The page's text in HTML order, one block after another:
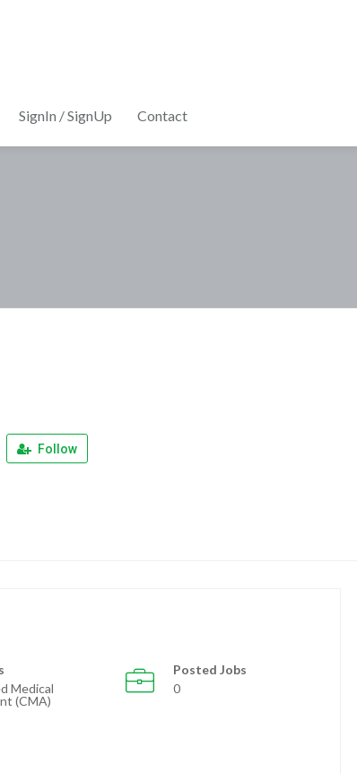
SignIn / SignUp Contact
Follow
Medical
(CMA)
Posted Jobs
0